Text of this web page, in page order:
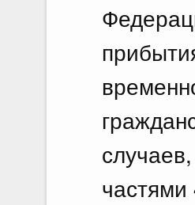
частями